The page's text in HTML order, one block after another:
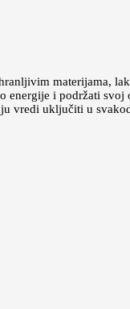
materijama,
energije i podržati
vredi uključiti u